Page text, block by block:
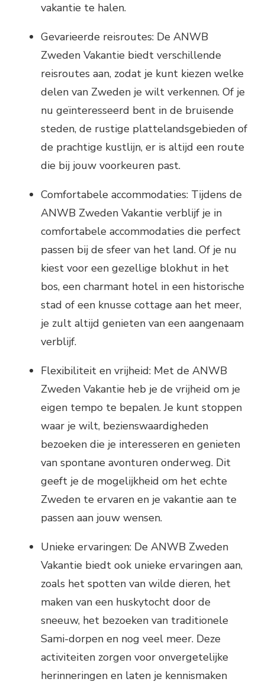
vakantie te halen.
Gevarieerde reisroutes: De ANWB
Zweden Vakantie biedt verschillende
reisroutes aan, zodat je kunt kiezen welke
delen van Zweden je wilt verkennen. Of je
nu geïnteresseerd bent in de bruisende
steden, de rustige plattelandsgebieden of
de prachtige kustlijn, er is altijd een route
die bij jouw voorkeuren past.
Comfortabele accommodaties: Tijdens de
ANWB Zweden Vakantie verblijf je in
comfortabele accommodaties die perfect
passen bij de sfeer van het land. Of je nu
kiest voor een gezellige blokhut in het
bos, een charmant hotel in een historische
stad of een knusse cottage aan het meer,
je zult altijd genieten van een aangenaam
verblijf.
Flexibiliteit en vrijheid: Met de ANWB
Zweden Vakantie heb je de vrijheid om je
eigen tempo te bepalen. Je kunt stoppen
waar je wilt, bezienswaardigheden
bezoeken die je interesseren en genieten
van spontane avonturen onderweg. Dit
geeft je de mogelijkheid om het echte
Zweden te ervaren en je vakantie aan te
passen aan jouw wensen.
Unieke ervaringen: De ANWB Zweden
Vakantie biedt ook unieke ervaringen aan,
zoals het spotten van wilde dieren, het
maken van een huskytocht door de
sneeuw, het bezoeken van traditionele
Sami-dorpen en nog veel meer. Deze
activiteiten zorgen voor onvergetelijke
herinneringen en laten je kennismaken